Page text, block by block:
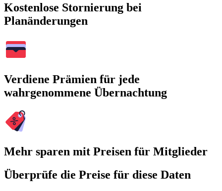
Kostenlose Stornierung bei
Planänderungen
Verdiene Prämien für jede
wahrgenommene Übernachtung
Mehr sparen mit Preisen für Mitglieder
Überprüfe die Preise für diese Daten